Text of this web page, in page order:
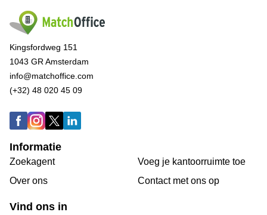
Kingsfordweg 151
1043 GR Amsterdam
info@matchoffice.com
(+32) 48 020 45 09
Informatie
Zoekagent
Over ons
Voeg je kantoorruimte toe
Сontact met ons op
Vind ons in